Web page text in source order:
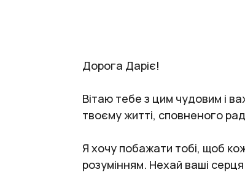
Дорога Даріє!
Вітаю тебе з цим чудовим і
твоєму житті, сповненого
Я хочу побажати тобі, щоб
розумінням. Нехай ваші